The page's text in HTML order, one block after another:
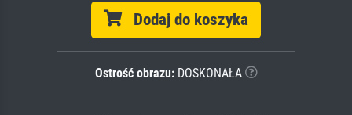
Dodaj do koszyka
Ostrość obrazu:DOSKONAŁA